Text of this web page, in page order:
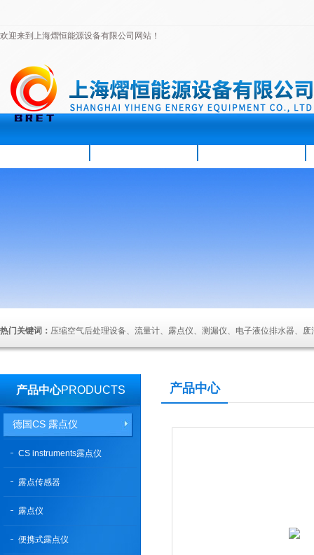
欢迎来到上海熠恒能源设备有限公司网站！
热门关键词： 压缩空气后处理设备、流量计、露点仪、测漏仪、电子液位排水器、
产品中心PRODUCTS
德国CS 露点仪
CS instruments露点仪
露点传感器
露点仪
便携式露点仪
产品中心